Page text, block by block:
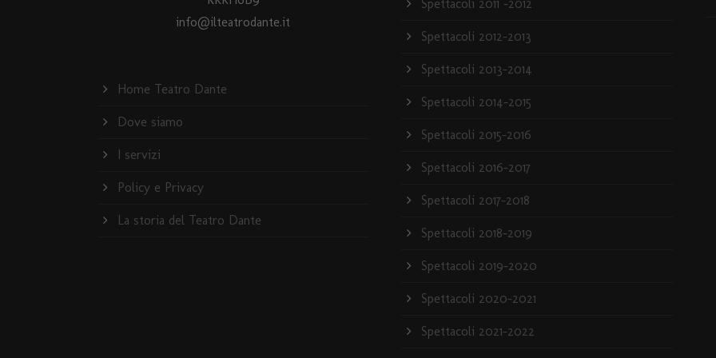
info@ilteatrodante.it
Home Teatro Dante
Dove siamo
I servizi
Policy e Privacy
La storia del Teatro Dante
Spettacoli 2011 -2012
Spettacoli 2012-2013
Spettacoli 2013-2014
Spettacoli 2014-2015
Spettacoli 2015-2016
Spettacoli 2016-2017
Spettacoli 2017-2018
Spettacoli 2018-2019
Spettacoli 2019-2020
Spettacoli 2020-2021
Spettacoli 2021-2022